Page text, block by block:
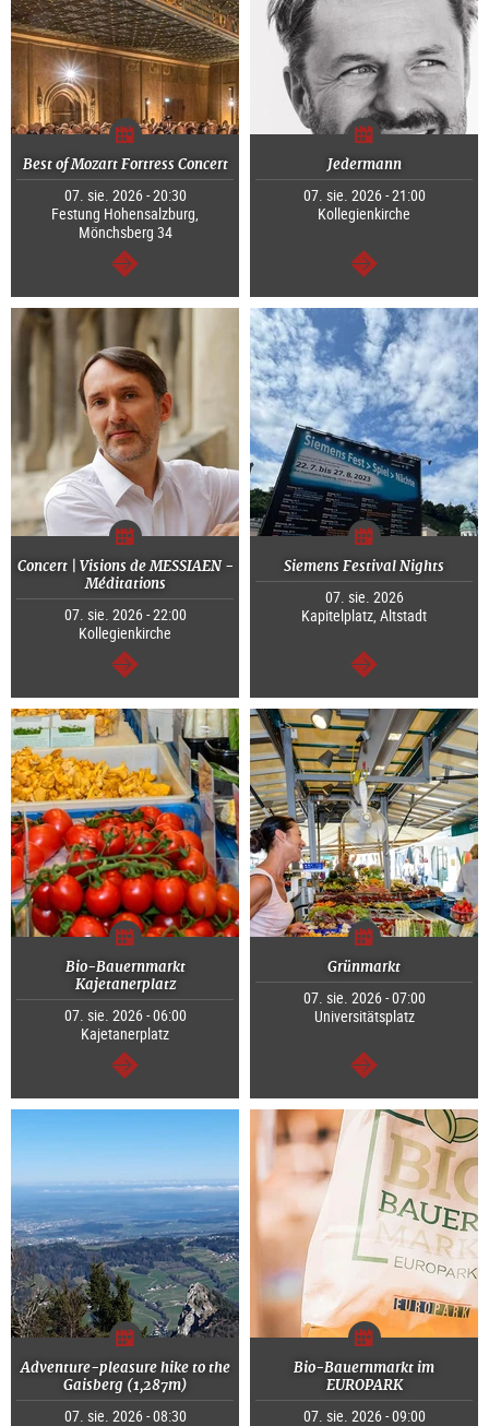
Best of Mozart Fortress Concert
07. sie. 2026 - 20:30
Festung Hohensalzburg,
Mönchsberg 34
dalej
Jedermann
07. sie. 2026 - 21:00
Kollegienkirche
dalej
Concert | Visions de MESSIAEN -
Méditations
07. sie. 2026 - 22:00
Kollegienkirche
dalej
Siemens Festival Nights
07. sie. 2026
Kapitelplatz, Altstadt
dalej
Bio-Bauernmarkt
Kajetanerplatz
07. sie. 2026 - 06:00
Kajetanerplatz
dalej
Grünmarkt
07. sie. 2026 - 07:00
Universitätsplatz
dalej
Adventure-pleasure hike to the
Gaisberg (1,287m)
07. sie. 2026 - 08:30
Bio-Bauernmarkt im
EUROPARK
07. sie. 2026 - 09:00